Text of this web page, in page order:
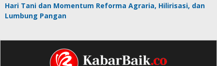
Hari Tani dan Momentum Reforma Agraria, Hilirisasi, dan
Lumbung Pangan